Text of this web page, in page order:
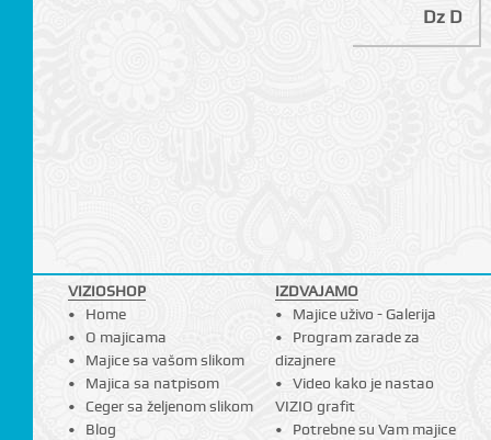
Dz D
VIZIOSHOP
Home
O majicama
Majice sa vašom slikom
Majica sa natpisom
Ceger sa željenom slikom
Blog
IZDVAJAMO
Majice uživo - Galerija
Program zarade za
dizajnere
Video kako je nastao
VIZIO grafit
Potrebne su Vam majice